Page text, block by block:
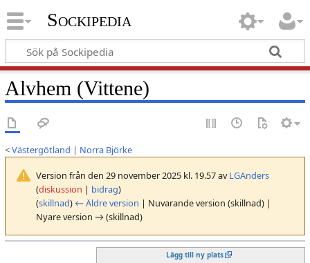
Sockipedia
Alvhem (Vittene)
<Västergötland | Norra Björke
Version från den 29 november 2025 kl. 19.57 avLGAnders
(diskussion | bidrag)
(skillnad) ← Äldre version | Nuvarande version (skillnad) |
Nyare version → (skillnad)
Lägg till ny plats